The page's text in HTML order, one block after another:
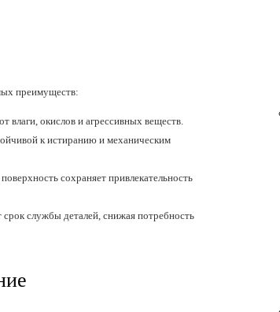
преимуществ:
влаги, окислов и агрессивных веществ.
к истиранию и механическим
сохраняет привлекательность
службы деталей, снижая потребность